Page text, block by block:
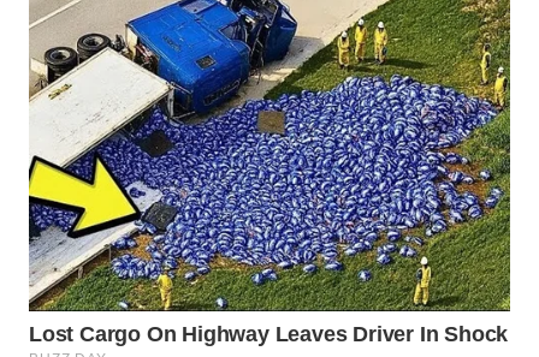
SELATAN
WN
TANJUNG
LESUNG
WN
KARO
WN
SIMALUNGUN